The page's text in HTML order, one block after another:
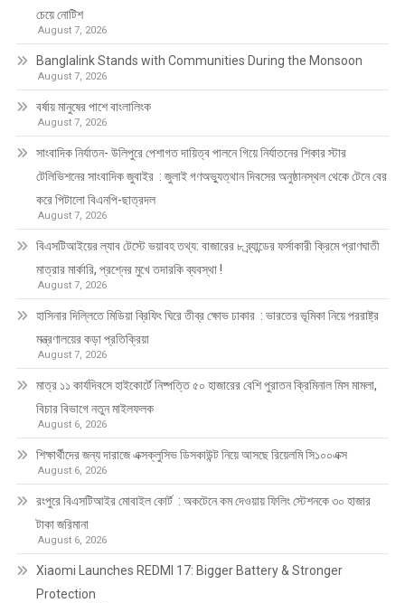
চেয়ে নোটিশ
August 7, 2026
Banglalink Stands with Communities During the Monsoon
August 7, 2026
বর্ষায় মানুষের পাশে বাংলালিংক
August 7, 2026
সাংবাদিক নির্যাতন- উলিপুরে পেশাগত দায়িত্ব পালনে গিয়ে নির্যাতনের শিকার স্টার
টেলিভিশনের সাংবাদিক জুবাইর : জুলাই গণঅভ্যুত্থান দিবসের অনুষ্ঠানস্থল থেকে টেনে বের
করে পিটালো বিএনপি-ছাত্রদল
August 7, 2026
বিএসটিআইয়ের ল্যাব টেস্টে ভয়াবহ তথ্য: বাজারের ৮ ব্র্যান্ডের ফর্সাকারী ক্রিমে প্রাণঘাতী
মাত্রার মার্কারি, প্রশ্নের মুখে তদারকি ব্যবস্থা !
August 7, 2026
হাসিনার দিল্লিতে মিডিয়া ব্রিফিং ঘিরে তীব্র ক্ষোভ ঢাকার : ভারতের ভূমিকা নিয়ে পররাষ্ট্র
মন্ত্রণালয়ের কড়া প্রতিক্রিয়া
August 7, 2026
মাত্র ১১ কার্যদিবসে হাইকোর্টে নিষ্পত্তি ৫০ হাজারের বেশি পুরাতন ক্রিমিনাল মিস মামলা,
বিচার বিভাগে নতুন মাইলফলক
August 6, 2026
শিক্ষার্থীদের জন্য দারাজে এক্সক্লুসিভ ডিসকাউন্ট নিয়ে আসছে রিয়েলমি সি১০০এক্স
August 6, 2026
রংপুরে বিএসটিআইর মোবাইল কোর্ট : অকটেনে কম দেওয়ায় ফিলিং স্টেশনকে ৩০ হাজার
টাকা জরিমানা
August 6, 2026
Xiaomi Launches REDMI 17: Bigger Battery & Stronger
Protection